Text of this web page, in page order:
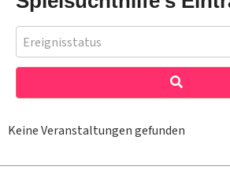
Ereignisstatus
Keine Veranstaltungen gefunden